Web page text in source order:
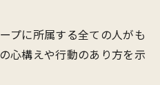
プに所属する全ての人がも
心構えや行動のあり方を示